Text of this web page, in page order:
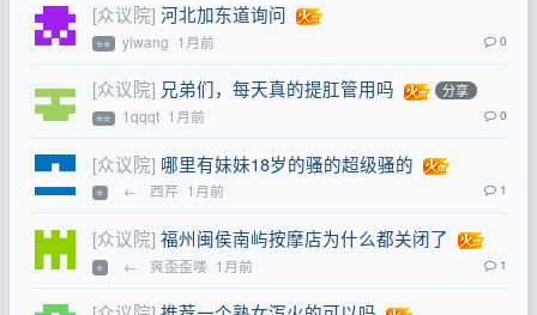
[众议院] 河北加东道询问
⭐⭐ yiwang 1月前 0
[众议院] 兄弟们，每天真的提肛管用吗 分享
⭐⭐ 1qqqt 1月前 0
[众议院] 哪里有妹妹18岁的骚的超级骚的
⭐ ← 西芹 1月前 1
[众议院] 福州闽侯南屿按摩店为什么都关闭了
⭐ ← 爽歪歪喽 1月前 1